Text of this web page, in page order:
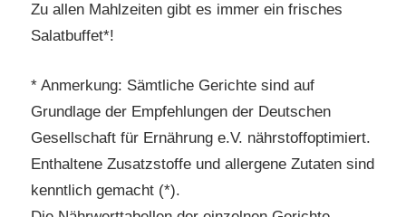
Zu allen Mahlzeiten gibt es immer ein frisches
Salatbuffet*!
* Anmerkung: Sämtliche Gerichte sind auf
Grundlage der Empfehlungen der Deutschen
Gesellschaft für Ernährung e.V. nährstoffoptimiert.
Enthaltene Zusatzstoffe und allergene Zutaten sind
kenntlich gemacht (*).